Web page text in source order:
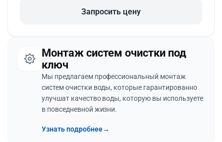
Запросить цену
Монтаж систем очистки под
ключ
Мы предлагаем профессиональный монтаж
систем очистки воды, которые гарантированно
улучшат качество воды, которую вы используете
в повседневной жизни.
Узнать подробнее→